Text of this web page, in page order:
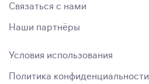
Связаться с нами
Наши партнёры
Условия использования
Политика конфиденциальности